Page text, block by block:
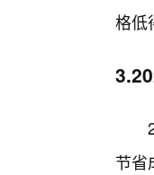
格低
节省